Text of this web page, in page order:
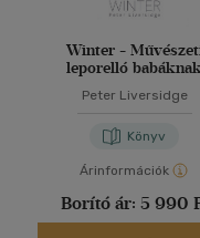
Winter -
leporelló
Peter Liversidge
Könyv
Árinformációk
Borító ár: 5 990